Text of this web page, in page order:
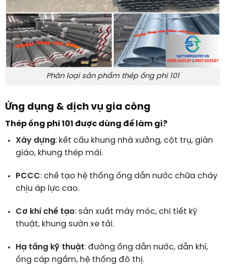
Phân loại sản phẩm thép ống phi 101
Ứng dụng & dịch vụ gia công
Thép ống phi 101 được dùng để làm gì?
Xây dựng: kết cấu khung nhà xưởng, cột trụ, giàn
giáo, khung thép mái.
PCCC: chế tạo hệ thống ống dẫn nước chữa cháy
chịu áp lực cao.
Cơ khí chế tạo: sản xuất máy móc, chi tiết kỹ
thuật, khung sườn xe tải.
Hạ tầng kỹ thuật: đường ống dẫn nước, dẫn khí,
ống cáp ngầm, hệ thống đô thị.